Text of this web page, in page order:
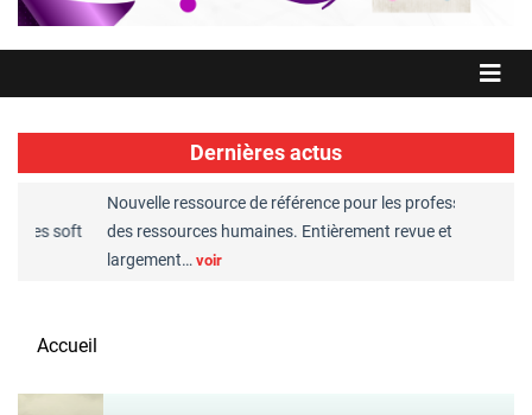
Dernières actus
soft
Nouvelle ressource de référence pour les professionnels
des ressources humaines. Entièrement revue et
largement…voir
Accueil